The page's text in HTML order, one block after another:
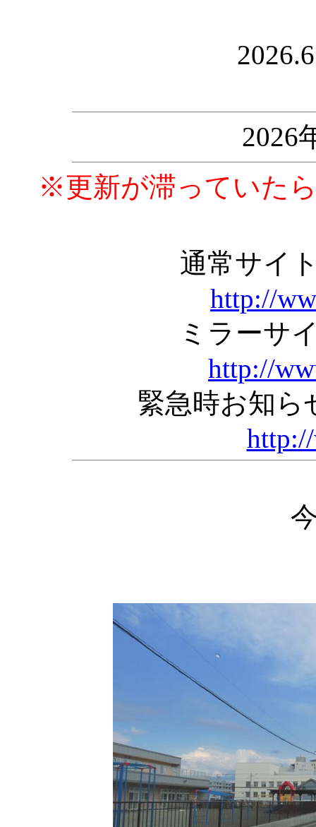
2026
※更新が滞っていた
通常サイ
http://
ミラーサ
http://
緊急時お知ら